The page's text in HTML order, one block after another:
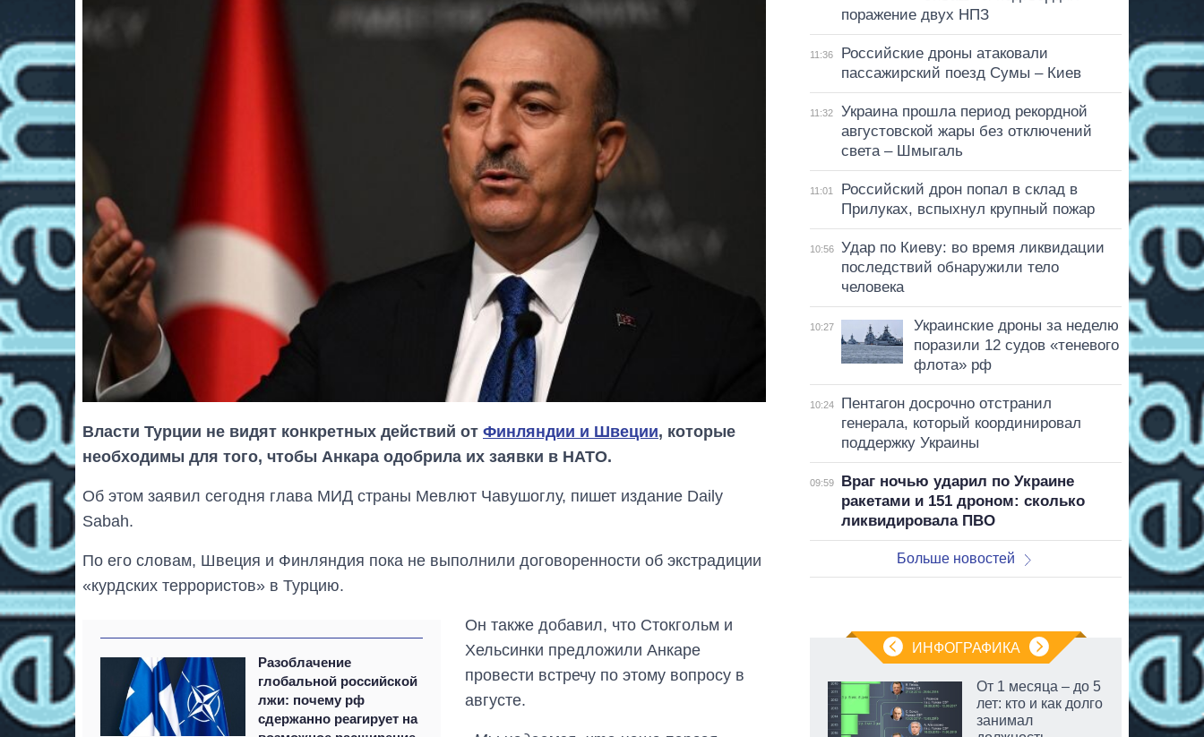
Власти Турции не видят конкретных действий от Финляндии и Швеции, которые
необходимы для того, чтобы Анкара одобрила их заявки в НАТО.
Об этом заявил сегодня глава МИД страны Мевлют Чавушоглу, пишет издание Daily
Sabah.
По его словам, Швеция и Финляндия пока не выполнили договоренности об экстрадиции
«курдских террористов» в Турцию.
Разоблачение
глобальной российской
лжи: почему рф
сдержанно реагирует на
Он также добавил, что Стокгольм и
Хельсинки предложили Анкаре
провести встречу по этому вопросу в
августе.
поражение двух НПЗ
11:36
Российские дроны атаковали
пассажирский поезд Сумы – Киев
11:32
Украина прошла период рекордной
августовской жары без отключений
света – Шмыгаль
11:01
Российский дрон попал в склад в
Прилуках, вспыхнул крупный пожар
10:56
Удар по Киеву: во время ликвидации
последствий обнаружили тело
человека
10:27
Украинские дроны за неделю
поразили 12 судов «теневого
флота» рф
10:24
Пентагон досрочно отстранил
генерала, который координировал
поддержку Украины
09:59
Враг ночью ударил по Украине
ракетами и 151 дроном: сколько
ликвидировала ПВО
Больше новостей
ИНФОГРАФИКА
Как за 10 лет
От 1 месяца – до 5
лет: кто и как долго
занимал